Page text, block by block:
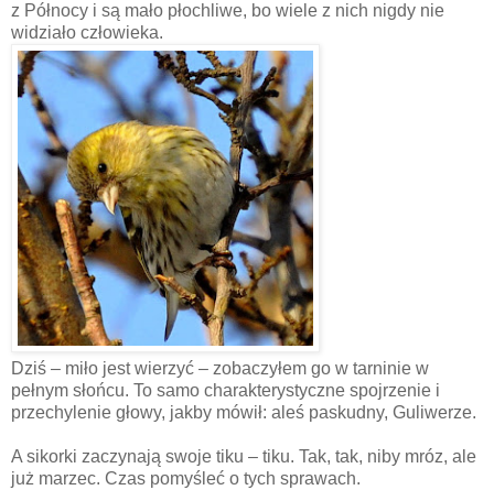
z Północy i są mało płochliwe, bo wiele z nich nigdy nie
widziało człowieka.
Dziś – miło jest wierzyć – zobaczyłem go w tarninie w
pełnym słońcu. To samo charakterystyczne spojrzenie i
przechylenie głowy, jakby mówił: aleś paskudny, Guliwerze.
A sikorki zaczynają swoje tiku – tiku. Tak, tak, niby mróz, ale
już marzec. Czas pomyśleć o tych sprawach.